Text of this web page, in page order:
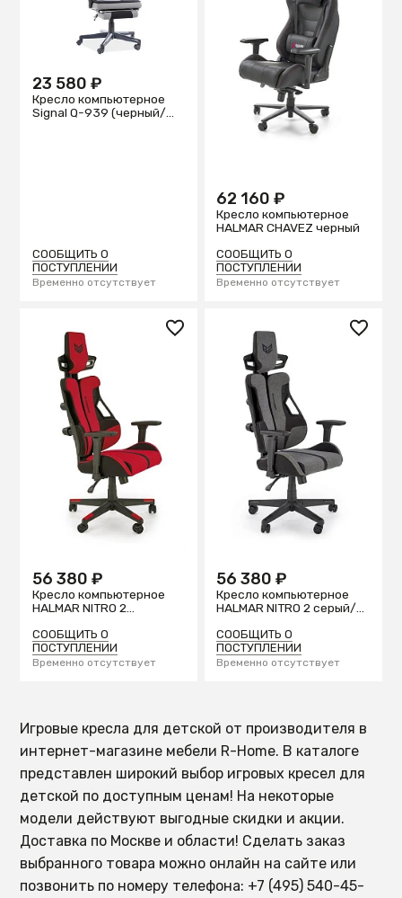
23 580 ₽
Кресло компьютерное
Signal Q-939 (черный/
СООБЩИТЬ О
ПОСТУПЛЕНИИ
Временно отсутствует
62 160 ₽
Кресло компьютерное
HALMAR CHAVEZ черный
СООБЩИТЬ О
ПОСТУПЛЕНИИ
Временно отсутствует
56 380 ₽
Кресло компьютерное
HALMAR NITRO 2
СООБЩИТЬ О
ПОСТУПЛЕНИИ
Временно отсутствует
56 380 ₽
Кресло компьютерное
HALMAR NITRO 2 серый/
СООБЩИТЬ О
ПОСТУПЛЕНИИ
Временно отсутствует
Игровые кресла для детской от производителя в
интернет-магазине мебели R-Home. В каталоге
представлен широкий выбор игровых кресел для
детской по доступным ценам! На некоторые
модели действуют выгодные скидки и акции.
Доставка по Москве и области! Сделать заказ
выбранного товара можно онлайн на сайте или
позвонить по номеру телефона: +7 (495) 540-45-